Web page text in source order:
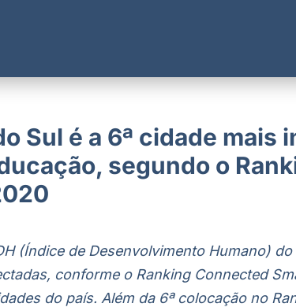
Sul é a 6ª cidade mais
segundo o
(Índice de Desenvolvimento Humano)
conforme o Ranking Connected
do país. Além da 6ª colocação no